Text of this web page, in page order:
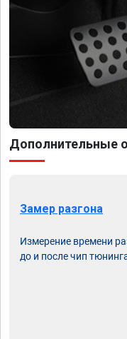
Дополнительные
Замер разгона
Измерение времени
до и после чип